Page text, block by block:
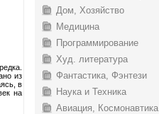
из
в
на
Дом, Хозяйство
Медицина
Программирование
Худ. литература
Фантастика, Фэнтези
Наука и Техника
Авиация, Космонавтика